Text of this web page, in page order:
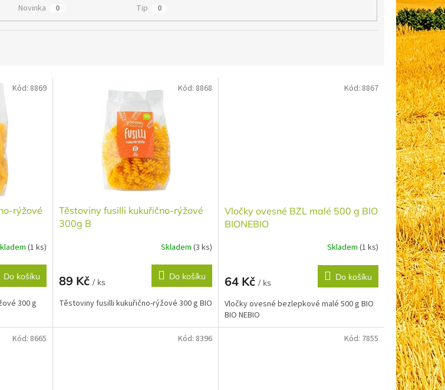
Novinka 0 Tip 0
rýžové
(1 ks)
Do košíku
300 g
Kód: 8869
Těstoviny fusilli kukuřično-rýžové
300g B
Skladem (3 ks)
89 Kč / ks
Do košíku
Těstoviny fusilli kukuřično-rýžové 300 g BIO
Kód: 8868
Vločky ovesné BZL malé 500 g BIO
BIONEBIO
Skladem (1 ks)
64 Kč / ks
Do košíku
Vločky ovesné bezlepkové malé 500 g BIO
BIO NEBIO
Kód: 8867
Kód: 8665 Kód: 8396 Kód: 7855